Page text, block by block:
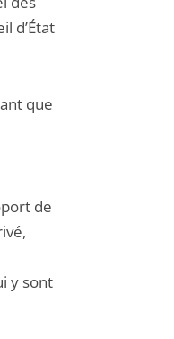
d’État
que
de
y sont